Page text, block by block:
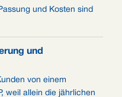
und Kosten sind
und
von einem
weil allein die jährlichen